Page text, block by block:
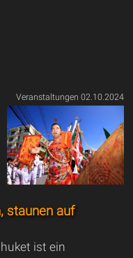
Veranstaltungen 02.10.2024
staunen auf
ist ein